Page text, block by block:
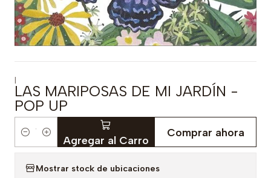
|
LAS MARIPOSAS DE MI JARDÍN -
POP UP
Cantidad Agregar al Carro
Comprar ahora
Mostrar stock de ubicaciones